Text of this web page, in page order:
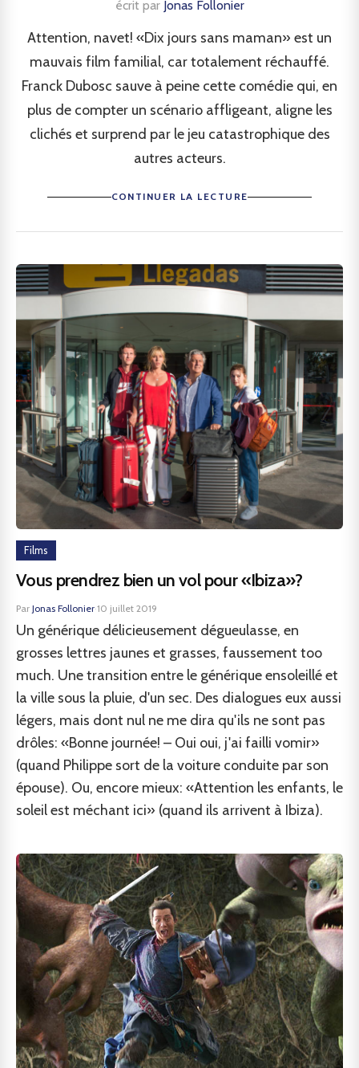
écrit par Jonas Follonier
Attention, navet! «Dix jours sans maman» est un
mauvais film familial, car totalement réchauffé.
Franck Dubosc sauve à peine cette comédie qui, en
plus de compter un scénario affligeant, aligne les
clichés et surprend par le jeu catastrophique des
autres acteurs.
CONTINUER LA LECTURE
Films
Vous prendrez bien un vol pour «Ibiza»?
Par Jonas Follonier·10 juillet 2019
Un générique délicieusement dégueulasse, en
grosses lettres jaunes et grasses, faussement too
much. Une transition entre le générique ensoleillé et
la ville sous la pluie, d'un sec. Des dialogues eux aussi
légers, mais dont nul ne me dira qu'ils ne sont pas
drôles: «Bonne journée! – Oui oui, j'ai failli vomir»
(quand Philippe sort de la voiture conduite par son
épouse). Ou, encore mieux: «Attention les enfants, le
soleil est méchant ici» (quand ils arrivent à Ibiza).